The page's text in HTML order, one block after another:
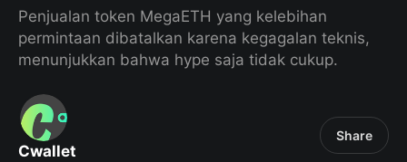
Penjualan token MegaETH yang kelebihan
permintaan dibatalkan karena kegagalan teknis,
menunjukkan bahwa hype saja tidak cukup.
Cwallet
Share